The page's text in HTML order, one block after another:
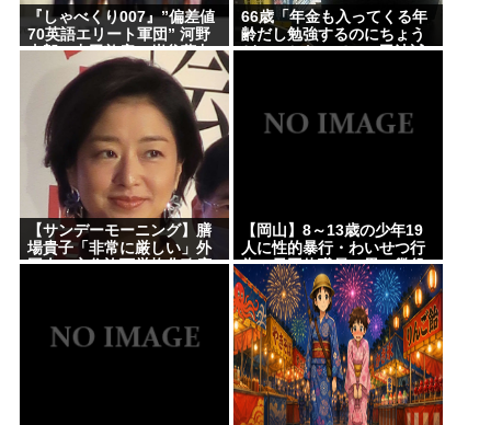
『しゃべくり007』”偏差値
70英語エリート軍団” 河野
太郎、中田敦彦、岸谷蘭丸
らが英語”お受験”事情・学
習法を徹底解説
66歳「年金も入ってくる年
齢だし勉強するのにちょう
どいいかなって」。司法試
【サンデーモーニング】膳
場貴子「非常に厳しい」外
国人の永住許可厳格化政府
【岡山】8～13歳の少年19
人に性的暴行・わいせつ行
為…元団体職員の男、懲役
15年「相手の未熟さにつけ
込み性欲のはけ口に」